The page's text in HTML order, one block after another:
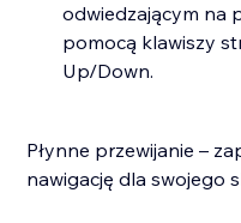
odwiedzającym na
pomocą klawiszy
Up/Down.
Płynne przewijanie –
nawigację dla swojego